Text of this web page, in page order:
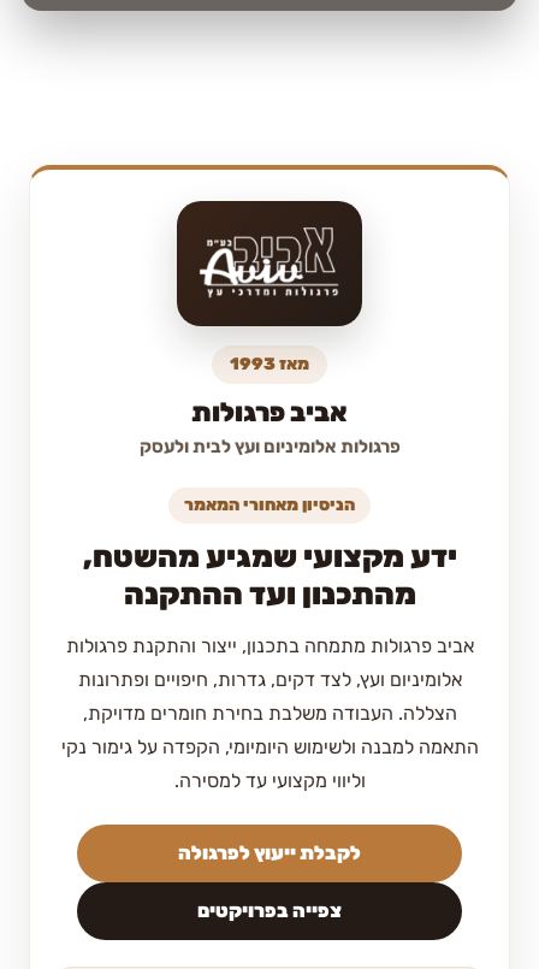
מאז 1993
אביב פרגולות
פרגולות אלומיניום ועץ לבית ולעסק
הניסיון מאחורי המאמר
ידע מקצועי שמגיע מהשטח,
מהתכנון ועד ההתקנה
אביב פרגולות מתמחה בתכנון, ייצור והתקנת פרגולות
אלומיניום ועץ, לצד דקים, גדרות, חיפויים ופתרונות
הצללה. העבודה משלבת בחירת חומרים מדויקת,
התאמה למבנה ולשימוש היומיומי, הקפדה על גימור נקי
וליווי מקצועי עד למסירה.
לקבלת ייעוץ לפרגולה
צפייה בפרויקטים